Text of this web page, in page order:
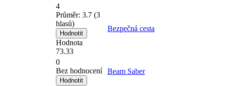
4
Průměr: 3.7 (3
hlasů)
Hodnota
73.33
Bezpečná cesta
0
Bez hodnocení
Beam Saber